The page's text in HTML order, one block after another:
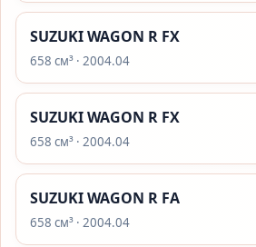
SUZUKI WAGON R FX
658 см³ · 2004.04
SUZUKI WAGON R FX
658 см³ · 2004.04
SUZUKI WAGON R FA
658 см³ · 2004.04